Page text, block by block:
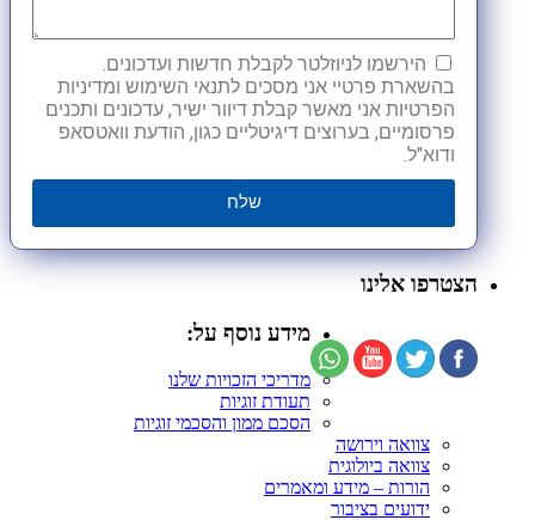
הירשמו לניוזלטר לקבלת חדשות ועדכונים.
בהשארת פרטיי אני מסכים לתנאי השימוש ומדיניות
הפרטיות אני מאשר קבלת דיוור ישיר, עדכונים ותכנים
פרסומיים, בערוצים דיגיטליים כגון, הודעת וואטסאפ
ודוא"ל.
שלח
הצטרפו אלינו
מידע נוסף על:
מדריכי הזכויות שלנו
תעודת זוגיות
הסכם ממון והסכמי זוגיות
צוואה וירושה
צוואה ביולוגית
הורות – מידע ומאמרים
ידועים בציבור